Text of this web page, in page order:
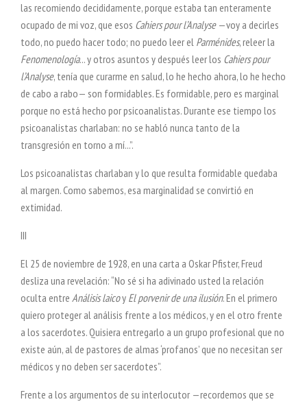
las recomiendo decididamente, porque estaba tan enteramente
ocupado de mi voz, que esos Cahiers pour l’Analyse —voy a decirles
todo, no puedo hacer todo; no puedo leer el Parménides, releer la
Fenomenología... y otros asuntos y después leer los Cahiers pour
l’Analyse, tenía que curarme en salud, lo he hecho ahora, lo he hecho
de cabo a rabo— son formidables. Es formidable, pero es marginal
porque no está hecho por psicoanalistas. Durante ese tiempo los
psicoanalistas charlaban: no se habló nunca tanto de la
transgresión en torno a mí...”.
Los psicoanalistas charlaban y lo que resulta formidable quedaba
al margen. Como sabemos, esa marginalidad se convirtió en
extimidad.
III
El 25 de noviembre de 1928, en una carta a Oskar Pfister, Freud
desliza una revelación: “No sé si ha adivinado usted la relación
oculta entre Análisis laicoy El porvenir de una ilusión. En el primero
quiero proteger al análisis frente a los médicos, y en el otro frente
a los sacerdotes. Quisiera entregarlo a un grupo profesional que no
existe aún, al de pastores de almas ‘profanos’ que no necesitan ser
médicos y no deben ser sacerdotes”.
Frente a los argumentos de su interlocutor —recordemos que se